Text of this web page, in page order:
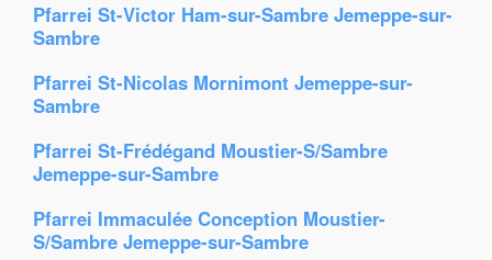
Pfarrei St-Victor Ham-sur-Sambre Jemeppe-sur-
Sambre
Pfarrei St-Nicolas Mornimont Jemeppe-sur-
Sambre
Pfarrei St-Frédégand Moustier-S/Sambre
Jemeppe-sur-Sambre
Pfarrei Immaculée Conception Moustier-
S/Sambre Jemeppe-sur-Sambre